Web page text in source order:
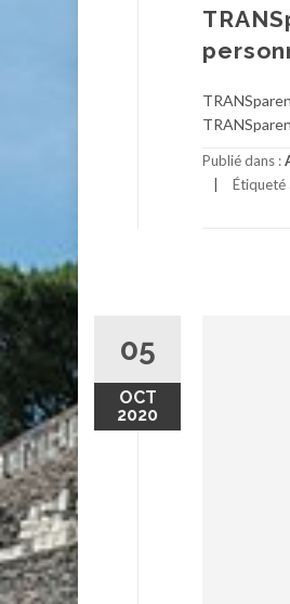
Publié dans :
Étiqueté
05
OCT
2020